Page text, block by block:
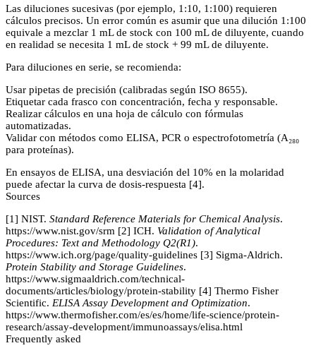
Las diluciones sucesivas (por ejemplo, 1:10, 1:100) requieren
cálculos precisos. Un error común es asumir que una dilución 1:100
equivale a mezclar 1 mL de stock con 100 mL de diluyente, cuando
en realidad se necesita 1 mL de stock + 99 mL de diluyente.
Para diluciones en serie, se recomienda:
Usar pipetas de precisión (calibradas según ISO 8655).
Etiquetar cada frasco con concentración, fecha y responsable.
Realizar cálculos en una hoja de cálculo con fórmulas
automatizadas.
Validar con métodos como ELISA, PCR o espectrofotometría (A₂₈₀
para proteínas).
En ensayos de ELISA, una desviación del 10% en la molaridad
puede afectar la curva de dosis-respuesta [4].
Sources
[1] NIST. Standard Reference Materials for Chemical Analysis.
https://www.nist.gov/srm [2] ICH. Validation of Analytical
Procedures: Text and Methodology Q2(R1).
https://www.ich.org/page/quality-guidelines [3] Sigma-Aldrich.
Protein Stability and Storage Guidelines.
https://www.sigmaaldrich.com/technical-
documents/articles/biology/protein-stability [4] Thermo Fisher
Scientific. ELISA Assay Development and Optimization.
https://www.thermofisher.com/es/es/home/life-science/protein-
research/assay-development/immunoassays/elisa.html
Frequently asked